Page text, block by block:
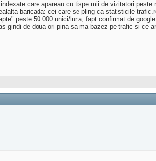
care apareau cu tispe mii de vizitatori peste
baricada: cei care se pling ca statisticile
peste 50.000 unici/luna, fapt confirmat de
gindi de doua ori pina sa ma bazez pe trafic si ce